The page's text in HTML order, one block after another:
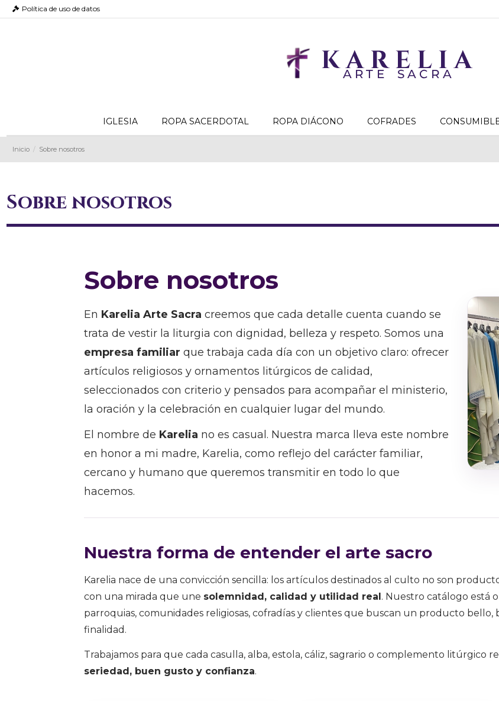
Política de uso de datos
IGLESIA ROPA SACERDOTAL ROPA DIÁCONO COFRADES
Inicio Sobre nosotros
Sobre nosotros
Sobre nosotros
En Karelia Arte Sacra creemos que cada detalle cuenta cuando se
trata de vestir la liturgia con dignidad, belleza y respeto. Somos una
empresa familiar que trabaja cada día con un objetivo claro: ofrecer
artículos religiosos y ornamentos litúrgicos de calidad,
seleccionados con criterio y pensados para acompañar el ministerio,
la oración y la celebración en cualquier lugar del mundo.
El nombre de Karelia no es casual. Nuestra marca lleva este nombre
en honor a mi madre, Karelia, como reflejo del carácter familiar,
cercano y humano que queremos transmitir en todo lo que
hacemos.
Nuestra forma de entender el arte sacro
Karelia nace de una convicción sencilla: los artículos destinados al culto no son
con una mirada que une solemnidad, calidad y utilidad real. Nuestro catálogo está
parroquias, comunidades religiosas, cofradías y clientes que buscan un producto bello,
finalidad.
Trabajamos para que cada casulla, alba, estola, cáliz, sagrario o complemento litúrgico
seriedad, buen gusto y confianza.